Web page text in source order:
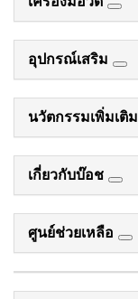
อุปกรณ์เสริม
นวัตกรรมเพิ่มเติม
เกี่ยวกับบ๊อช
ศูนย์ช่วยเหลือ